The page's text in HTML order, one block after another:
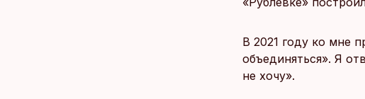
В 2021 году ко мне
объединяться». Я
не хочу».